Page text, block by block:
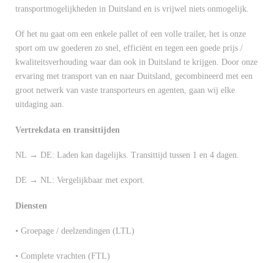
transportmogelijkheden in Duitsland en is vrijwel niets onmogelijk.
Of het nu gaat om een enkele pallet of een volle trailer, het is onze
sport om uw goederen zo snel, efficiënt en tegen een goede prijs /
kwaliteitsverhouding waar dan ook in Duitsland te krijgen. Door onze
ervaring met transport van en naar Duitsland, gecombineerd met een
groot netwerk van vaste transporteurs en agenten, gaan wij elke
uitdaging aan.
Vertrekdata en transittijden
NL → DE: Laden kan dagelijks. Transittijd tussen 1 en 4 dagen.
DE → NL: Vergelijkbaar met export.
Diensten
• Groepage / deelzendingen (LTL)
• Complete vrachten (FTL)